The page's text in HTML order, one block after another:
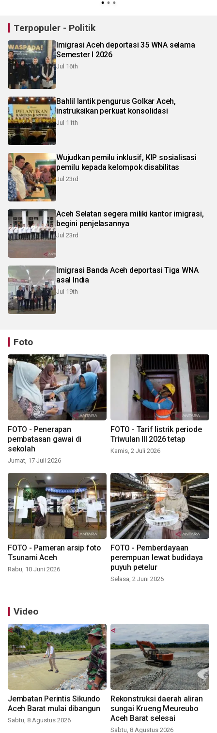
Terpopuler - Politik
Imigrasi Aceh deportasi 35 WNA selama
Semester I 2026
Jul 16th
Bahlil lantik pengurus Golkar Aceh,
instruksikan perkuat konsolidasi
Jul 11th
Wujudkan pemilu inklusif, KIP sosialisasi
pemilu kepada kelompok disabilitas
Jul 23rd
Aceh Selatan segera miliki kantor imigrasi,
begini penjelasannya
Jul 23rd
Imigrasi Banda Aceh deportasi Tiga WNA
asal India
Jul 19th
Foto
FOTO - Penerapan
pembatasan gawai di
sekolah
Jumat, 17 Juli 2026
FOTO - Tarif listrik periode
Triwulan III 2026 tetap
Kamis, 2 Juli 2026
FOTO - Pameran arsip foto
Tsunami Aceh
Rabu, 10 Juni 2026
FOTO - Pemberdayaan
perempuan lewat budidaya
puyuh petelur
Selasa, 2 Juni 2026
Video
Jembatan Perintis Sikundo
Aceh Barat mulai dibangun
Sabtu, 8 Agustus 2026
Rekonstruksi daerah aliran
sungai Krueng Meureubo
Aceh Barat selesai
Sabtu, 8 Agustus 2026